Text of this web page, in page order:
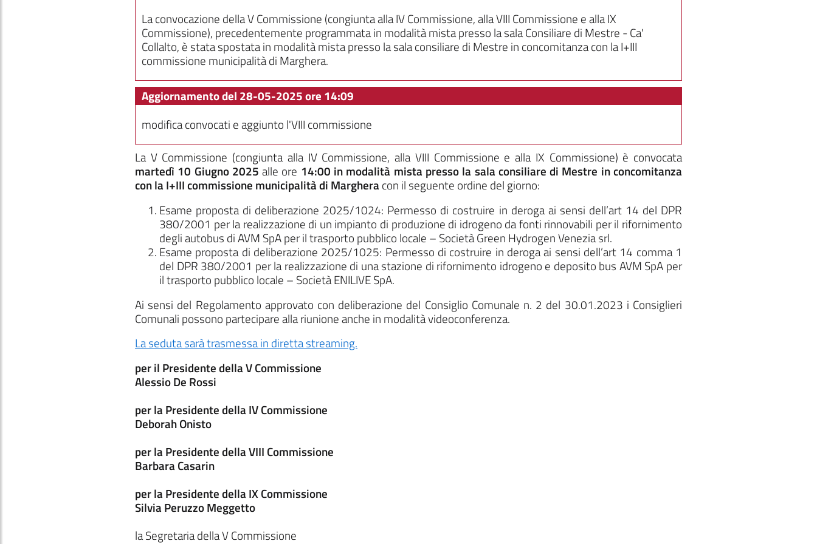
La convocazione della V Commissione (congiunta alla IV Commissione, alla VIII Commissione e alla IX
Commissione), precedentemente programmata in modalità mista presso la sala Consiliare di Mestre - Ca'
Collalto, è stata spostata in modalità mista presso la sala consiliare di Mestre in concomitanza con la I+III
commissione municipalità di Marghera.
Aggiornamento del 28-05-2025 ore 14:09
modifica convocati e aggiunto l'VIII commissione
La V Commissione (congiunta alla IV Commissione, alla VIII Commissione e alla IX Commissione) è convocata
martedì 10 Giugno 2025 alle ore 14:00 in modalità mista presso la sala consiliare di Mestre in concomitanza
con la I+III commissione municipalità di Marghera con il seguente ordine del giorno:
Esame proposta di deliberazione 2025/1024: Permesso di costruire in deroga ai sensi dell’art 14 del DPR
380/2001 per la realizzazione di un impianto di produzione di idrogeno da fonti rinnovabili per il rifornimento
degli autobus di AVM SpA per il trasporto pubblico locale – Società Green Hydrogen Venezia srl.
Esame proposta di deliberazione 2025/1025: Permesso di costruire in deroga ai sensi dell’art 14 comma 1
del DPR 380/2001 per la realizzazione di una stazione di rifornimento idrogeno e deposito bus AVM SpA per
il trasporto pubblico locale – Società ENILIVE SpA.
Ai sensi del Regolamento approvato con deliberazione del Consiglio Comunale n. 2 del 30.01.2023 i Consiglieri
Comunali possono partecipare alla riunione anche in modalità videoconferenza.
La seduta sarà trasmessa in diretta streaming.
per il Presidente della V Commissione
Alessio De Rossi
per la Presidente della IV Commissione
Deborah Onisto
per la Presidente della VIII Commissione
Barbara Casarin
per la Presidente della IX Commissione
Silvia Peruzzo Meggetto
la Segretaria della V Commissione